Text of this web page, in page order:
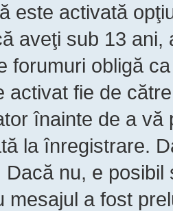
este activată
aveţi sub 13
forumuri obligă
activat fie de
înainte de a
la înregistrare.
Dacă nu, e
mesajul a fost